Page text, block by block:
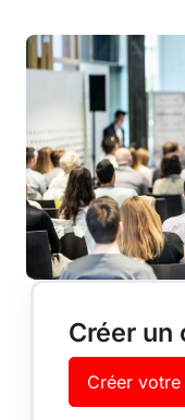
Créer un
Créer